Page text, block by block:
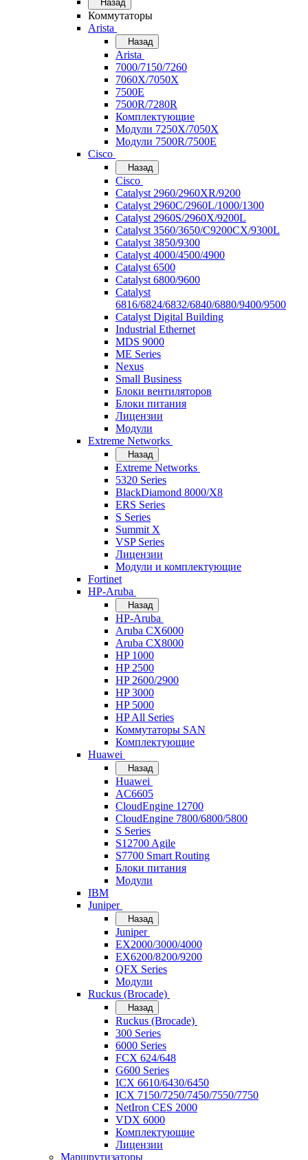
Назад
Коммутаторы
Arista
Назад
Arista
7000/7150/7260
7060X/7050X
7500E
7500R/7280R
Комплектующие
Модули 7250X/7050X
Модули 7500R/7500E
Cisco
Назад
Cisco
Catalyst 2960/2960XR/9200
Catalyst 2960C/2960L/1000/1300
Catalyst 2960S/2960X/9200L
Catalyst 3560/3650/C9200CX/9300L
Catalyst 3850/9300
Catalyst 4000/4500/4900
Catalyst 6500
Catalyst 6800/9600
Catalyst
6816/6824/6832/6840/6880/9400/9500
Catalyst Digital Building
Industrial Ethernet
MDS 9000
ME Series
Nexus
Small Business
Блоки вентиляторов
Блоки питания
Лицензии
Модули
Extreme Networks
Назад
Extreme Networks
5320 Series
BlackDiamond 8000/X8
ERS Series
S Series
Summit X
VSP Series
Лицензии
Модули и комплектующие
Fortinet
HP-Aruba
Назад
HP-Aruba
Aruba CX6000
Aruba CX8000
HP 1000
HP 2500
HP 2600/2900
HP 3000
HP 5000
HP All Series
Коммутаторы SAN
Комплектующие
Huawei
Назад
Huawei
AC6605
CloudEngine 12700
CloudEngine 7800/6800/5800
S Series
S12700 Agile
S7700 Smart Routing
Блоки питания
Модули
IBM
Juniper
Назад
Juniper
EX2000/3000/4000
EX6200/8200/9200
QFX Series
Модули
Ruckus (Brocade)
Назад
Ruckus (Brocade)
300 Series
6000 Series
FCX 624/648
G600 Series
ICX 6610/6430/6450
ICX 7150/7250/7450/7550/7750
NetIron CES 2000
VDX 6000
Комплектующие
Лицензии
Маршрутизаторы